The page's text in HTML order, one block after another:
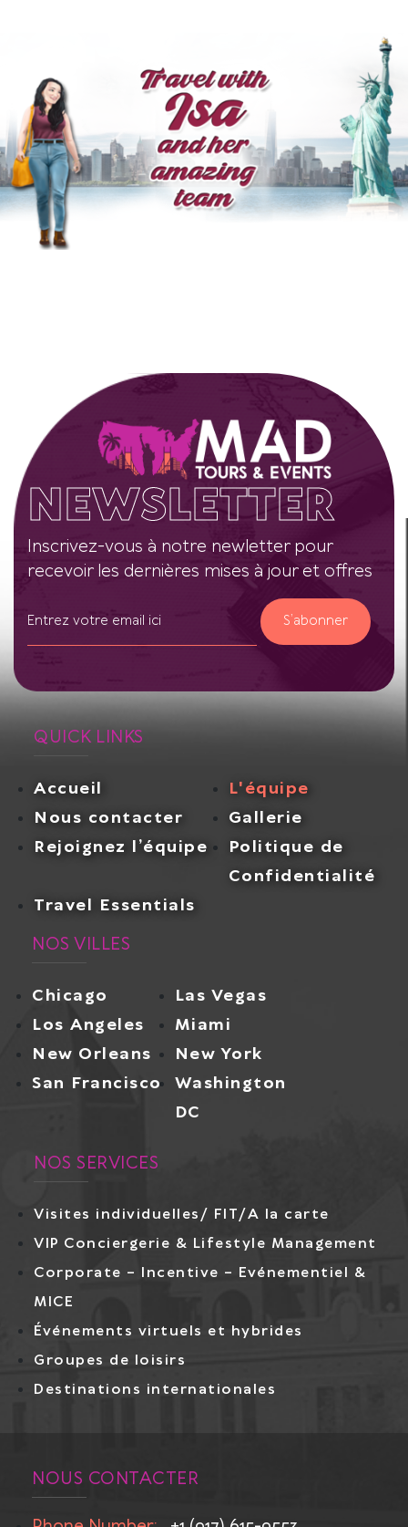
NEWSLETTER
Inscrivez-vous à notre newletter pour
recevoir les dernières mises à jour et offres
S’abonner
QUICK LINKS
Accueil
L'équipe
Nous contacter
Gallerie
Rejoignez l’équipe
Politique de
Confidentialité
Travel Essentials
NOS VILLES
Chicago
Las Vegas
Los Angeles
Miami
New Orleans
New York
San Francisco Washington
DC
NOS SERVICES
Visites individuelles/ FIT/A la carte
VIP Conciergerie & Lifestyle Management
Corporate – Incentive – Evénementiel &
MICE
Événements virtuels et hybrides
Groupes de loisirs
Destinations internationales
NOUS CONTACTER